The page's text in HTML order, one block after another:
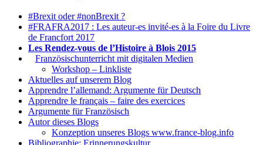
#Brexit oder #nonBrexit ?
#FRAFRA2017 : Les auteur-es invité-es à la Foire du Livre
de Francfort 2017
Les Rendez-vous de l’Histoire à Blois 2015
Französischunterricht mit digitalen Medien
Workshop – Linkliste
Aktuelles auf unserem Blog
Apprendre l’allemand: Argumente für Deutsch
Apprendre le français – faire des exercices
Argumente für Französisch
Autor dieses Blogs
Konzeption unseres Blogs www.france-blog.info
Bibliographie: Erinnerungskultur